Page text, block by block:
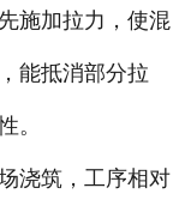
施加拉力，使混
能抵消部分拉
。
浇筑，工序相对